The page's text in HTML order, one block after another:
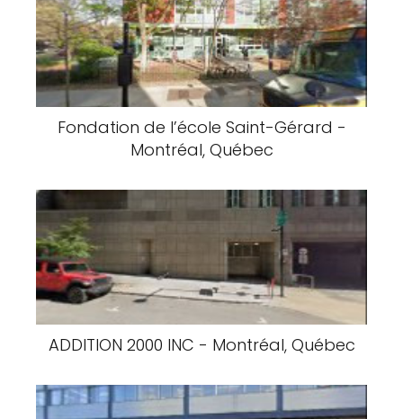
Yanky's Pizza - Montréal, Québec
La Voûte - Montréal, QC